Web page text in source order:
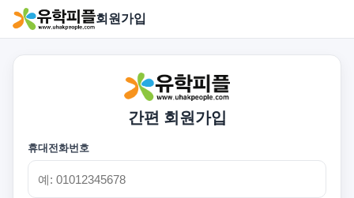
회원가입
간편 회원가입
휴대전화번호